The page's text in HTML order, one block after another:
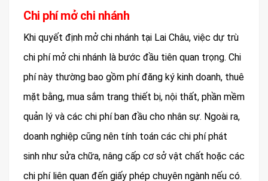
Chi phí mở chi nhánh
Khi quyết định mở chi nhánh tại Lai Châu, việc dự trù
chi phí mở chi nhánh là bước đầu tiên quan trọng. Chi
phí này thường bao gồm phí đăng ký kinh doanh, thuê
mặt bằng, mua sắm trang thiết bị, nội thất, phần mềm
quản lý và các chi phí ban đầu cho nhân sự. Ngoài ra,
doanh nghiệp cũng nên tính toán các chi phí phát
sinh như sửa chữa, nâng cấp cơ sở vật chất hoặc các
chi phí liên quan đến giấy phép chuyên ngành nếu có.